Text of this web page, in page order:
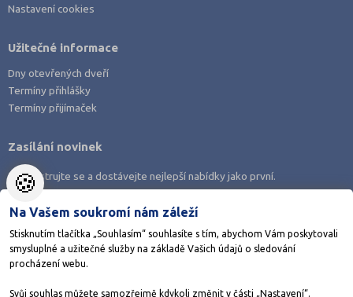
Nastavení cookies
Stáhněte si aplikaci Adresář škol
Užitečné informace
Dny otevřených dveří
Termíny přihlášky
Termíny přijímaček
Zasílání novinek
Zaregistrujte se a dostávejte nejlepší nabídky jako první.
🍪
Na Vašem soukromí nám záleží
Stisknutím tlačítka „Souhlasím“ souhlasíte s tím, abychom Vám poskytovali
smysluplné a užitečné služby na základě Vašich údajů o sledování
procházení webu.
Svůj souhlas můžete samozřejmě kdykoli změnit v části „Nastavení“.